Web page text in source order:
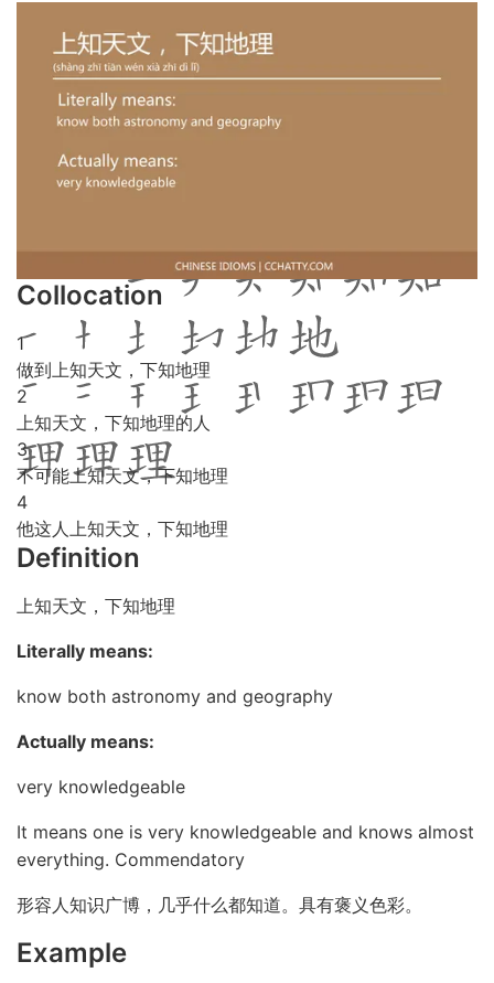
Collocation
1
做到上知天文，下知地理
2
上知天文，下知地理的人
3
不可能上知天文，下知地理
4
他这人上知天文，下知地理
Definition
上知天文，下知地理
Literally means:
know both astronomy and geography
Actually means:
very knowledgeable
It means one is very knowledgeable and knows almost
everything. Commendatory
形容人知识广博，几乎什么都知道。具有褒义色彩。
Example